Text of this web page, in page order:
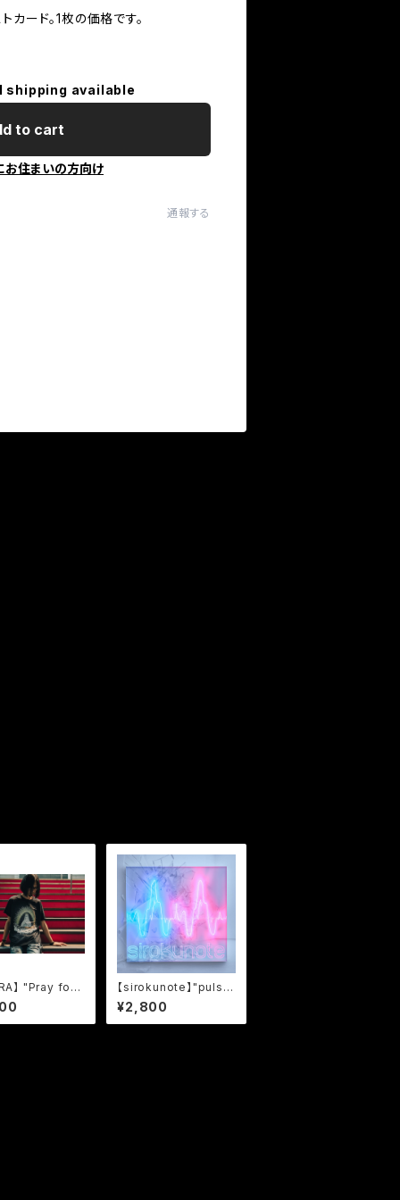
カード。1枚の価格です。
shipping available
to cart
お住まいの方向け
通報する
】 "Pray for
Logo T-
【sirokunote】"puls
e" T-shirts White
¥2,800